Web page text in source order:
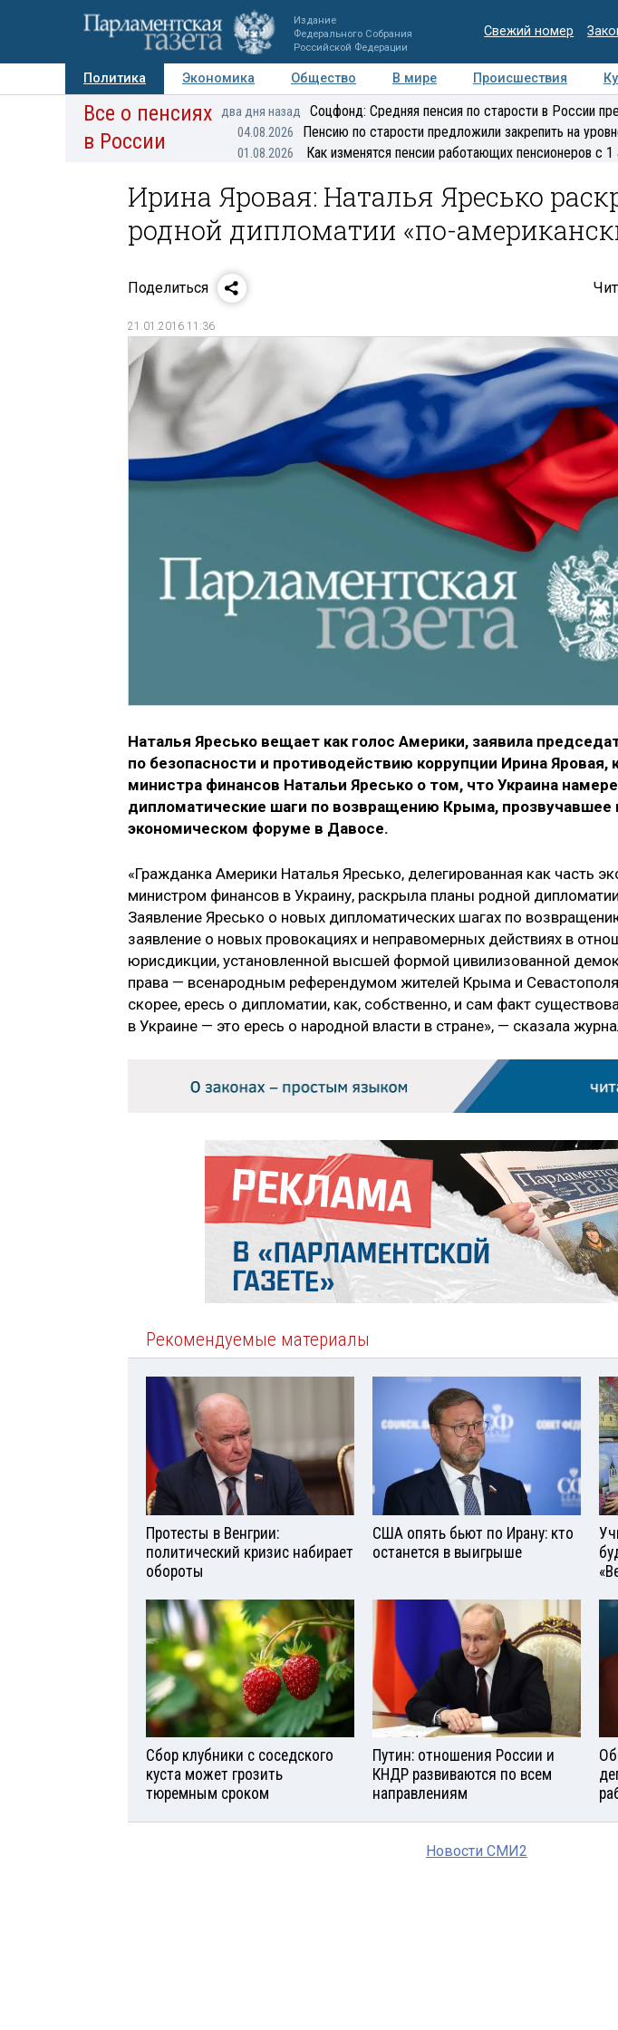
Издание
Федерального Собрания
Российской Федерации
Свежий номер
Политика Экономика Общество В мире Происшествия
Авторы Персоны Мнения Регионы Медиацентр Интервью
Все о пенсиях
в России
два дня назад Соцфонд: Средняя пенсия по старости в России
04.08.2026 Пенсию по старости предложили закрепить на
01.08.2026 Как изменятся пенсии работающих пенсионеров с 1
Ирина Яровая: Наталья Яресько
родной дипломатии «по-
Поделиться
21.01.2016 11:36
Наталья Яресько вещает как голос Америки, заявила
по безопасности и противодействию коррупции Ирина
министра финансов Натальи Яресько о том, что Украина
дипломатические шаги по возвращению Крыма, прозвучавшее
экономическом форуме в Давосе.
«Гражданка Америки Наталья Яресько, делегированная как часть
министром финансов в Украину, раскрыла планы родной
Заявление Яресько о новых дипломатических шагах по
заявление о новых провокациях и неправомерных действиях в
юрисдикции, установленной высшей формой цивилизованной
права — всенародным референдумом жителей Крыма и
скорее, ересь о дипломатии, как, собственно, и сам факт
в Украине — это ересь о народной власти в стране», — сказала
Рекомендуемые материалы
Протесты в Венгрии:
политический кризис набирает
обороты
США опять бьют по Ирану: кто
останется в выигрыше
Сбор клубники с соседского
куста может грозить
тюремным сроком
Путин: отношения России и
КНДР развиваются по всем
направлениям
Новости СМИ2